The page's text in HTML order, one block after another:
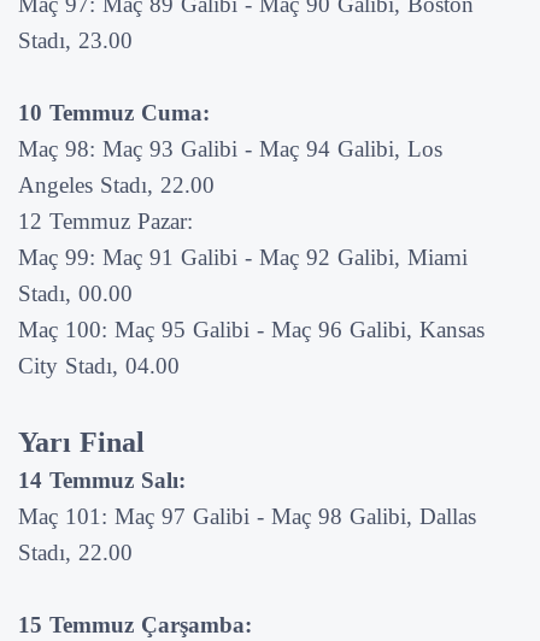
Stadı, 23.00
10 Temmuz Cuma:
Maç 98: Maç 93 Galibi - Maç 94 Galibi, Los
Angeles Stadı, 22.00
12 Temmuz Pazar:
Maç 99: Maç 91 Galibi - Maç 92 Galibi, Miami
Stadı, 00.00
Maç 100: Maç 95 Galibi - Maç 96 Galibi, Kansas
City Stadı, 04.00
Yarı Final
14 Temmuz Salı:
Maç 101: Maç 97 Galibi - Maç 98 Galibi, Dallas
Stadı, 22.00
15 Temmuz Çarşamba: